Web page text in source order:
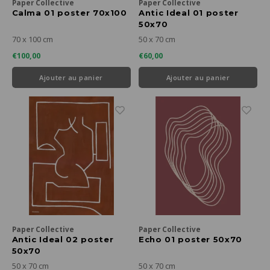
Paper Collective
Calma 01 poster 70x100
70 x 100 cm
€100,00
Ajouter au panier
Paper Collective
Antic Ideal 01 poster
50x70
50 x 70 cm
€60,00
Ajouter au panier
Paper Collective
Antic Ideal 02 poster
50x70
50 x 70 cm
Paper Collective
Echo 01 poster 50x70
50 x 70 cm